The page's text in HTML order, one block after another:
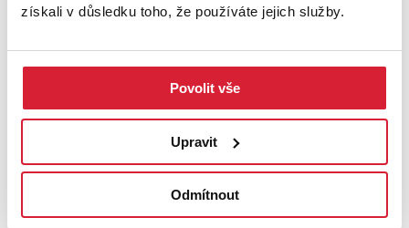
získali v důsledku toho, že používáte jejich služby.
Povolit vše
Upravit
Odmítnout
3 290 000 Kč